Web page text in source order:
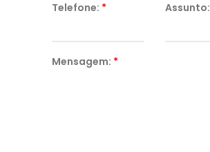
Telefone: * Assunto:
Mensagem: *